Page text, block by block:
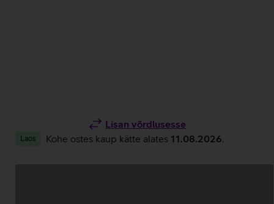
Lisan võrdlusesse
Laos Kohe ostes kaup kätte alates 11.08.2026